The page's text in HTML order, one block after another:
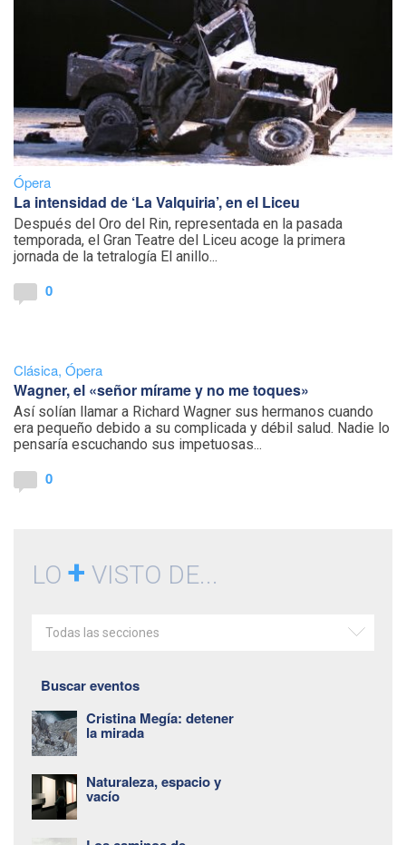
Ópera
La intensidad de ‘La Valquiria’, en el Liceu
Después del Oro del Rin, representada en la pasada
temporada, el Gran Teatre del Liceu acoge la primera
jornada de la tetralogía El anillo...
0
Clásica, Ópera
Wagner, el «señor mírame y no me toques»
Así solían llamar a Richard Wagner sus hermanos cuando
era pequeño debido a su complicada y débil salud. Nadie lo
pensaría escuchando sus impetuosas...
0
LO + VISTO DE...
Todas las secciones
Buscar eventos
Cristina Megía: detener
la mirada
Naturaleza, espacio y
vacío